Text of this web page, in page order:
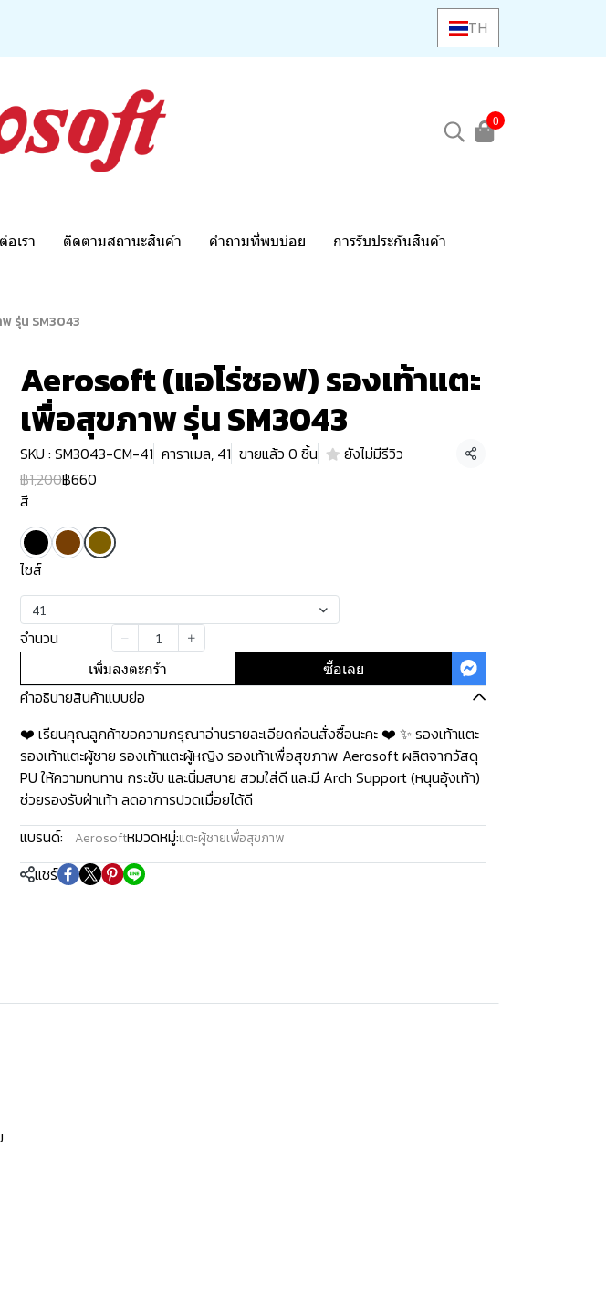
TH
0
อเรา ติดตามสถานะสินค้า คำถามที่พบบ่อย การรับประกันสินค้า
รุ่น SM3043
Aerosoft (แอโร่ซอฟ) รองเท้าแตะ
เพื่อสุขภาพ รุ่น SM3043
SKU : SM3043-CM-41 คาราเมล, 41 ขายแล้ว 0 ชิ้น ยังไม่มีรีวิว แชร์
฿1,200฿660
สี
ไซส์
41
จำนวน
เพิ่มลงตะกร้า ซื้อเลย
คำอธิบายสินค้าแบบย่อ
❤️ เรียนคุณลูกค้าขอความกรุณาอ่านรายละเอียดก่อนสั่งซื้อนะคะ️️ ️❤️ ✨ รองเท้าแตะ
รองเท้าแตะผู้ชาย รองเท้าแตะผู้หญิง รองเท้าเพื่อสุขภาพ Aerosoft ผลิตจากวัสดุ
PU ให้ความทนทาน กระชับ และนิ่มสบาย สวมใส่ดี และมี Arch Support (หนุนอุ้งเท้า)
ช่วยรองรับฝ่าเท้า ลดอาการปวดเมื่อยได้ดี
แบรนด์:
Aerosoftหมวดหมู่:แตะผู้ชายเพื่อสุขภาพ
แชร์